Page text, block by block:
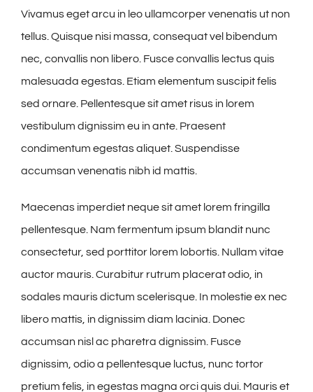
Vivamus eget arcu in leo ullamcorper venenatis ut non
tellus. Quisque nisi massa, consequat vel bibendum
nec, convallis non libero. Fusce convallis lectus quis
malesuada egestas. Etiam elementum suscipit felis
sed ornare. Pellentesque sit amet risus in lorem
vestibulum dignissim eu in ante. Praesent
condimentum egestas aliquet. Suspendisse
accumsan venenatis nibh id mattis.
Maecenas imperdiet neque sit amet lorem fringilla
pellentesque. Nam fermentum ipsum blandit nunc
consectetur, sed porttitor lorem lobortis. Nullam vitae
auctor mauris. Curabitur rutrum placerat odio, in
sodales mauris dictum scelerisque. In molestie ex nec
libero mattis, in dignissim diam lacinia. Donec
accumsan nisl ac pharetra dignissim. Fusce
dignissim, odio a pellentesque luctus, nunc tortor
pretium felis, in egestas magna orci quis dui. Mauris et